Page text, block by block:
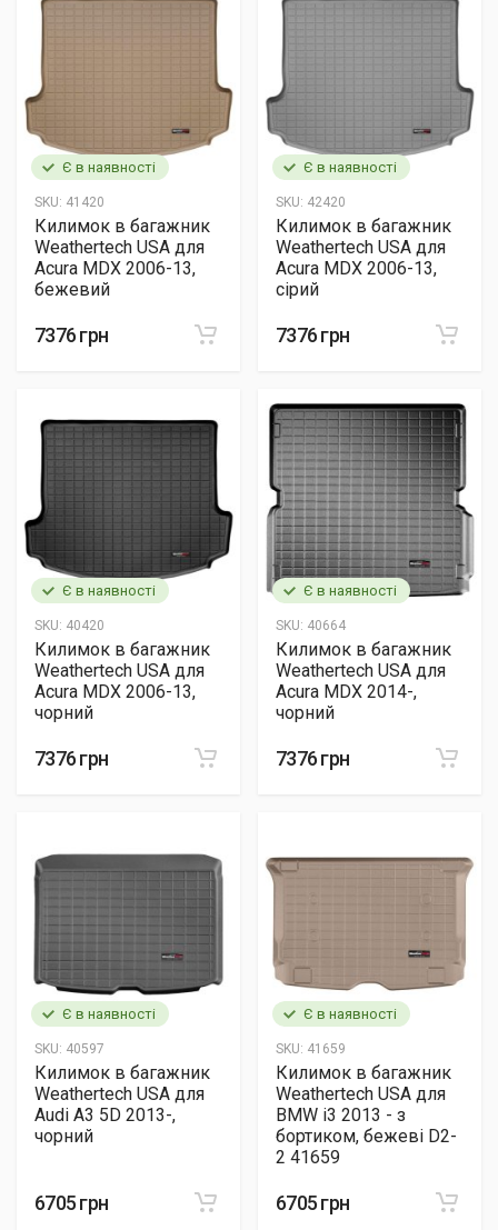
Є в наявності
SKU: 41420
Килимок в багажник
Weathertech USA для
Acura MDX 2006-13,
бежевий
7376 грн
Є в наявності
SKU: 42420
Килимок в багажник
Weathertech USA для
Acura MDX 2006-13,
сірий
7376 грн
Є в наявності
SKU: 40420
Килимок в багажник
Weathertech USA для
Acura MDX 2006-13,
чорний
7376 грн
Є в наявності
SKU: 40664
Килимок в багажник
Weathertech USA для
Acura MDX 2014-,
чорний
7376 грн
Є в наявності
SKU: 40597
Килимок в багажник
Weathertech USA для
Audi A3 5D 2013-,
чорний
6705 грн
Є в наявності
SKU: 41659
Килимок в багажник
Weathertech USA для
BMW i3 2013 - з
бортиком, бежеві D2-
2 41659
6705 грн